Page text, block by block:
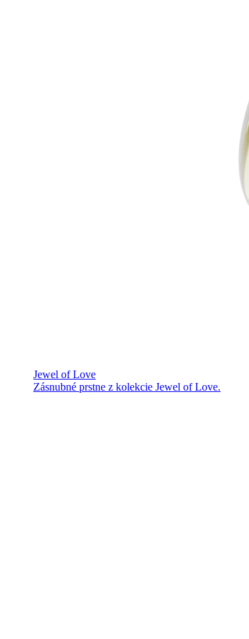
Jewel of Love
Zásnubné prstne z kolekcie Jewel of Love.